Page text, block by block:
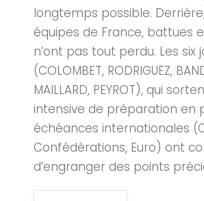
longtemps possible.
équipes de France, battues
n’ont pas tout perdu. Les six
(COLOMBET, RODRIGUEZ,
MAILLARD, PEYROT), qui
intensive de préparation en
échéances internationales
Confédérations, Euro) ont
d’engranger des points